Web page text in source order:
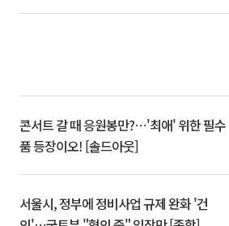
콘서트 갈 때 응원봉만?⋯'최애' 위한 필수
품 등장이오! [솔드아웃]
서울시, 정부에 정비사업 규제 완화 '건